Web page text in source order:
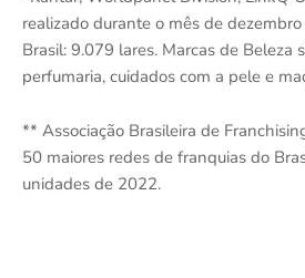
realizado durante o mês de
Brasil: 9.079 lares. Marcas de Beleza
perfumaria, cuidados com a pele e
** Associação Brasileira de
50 maiores redes de franquias do
unidades de 2022.